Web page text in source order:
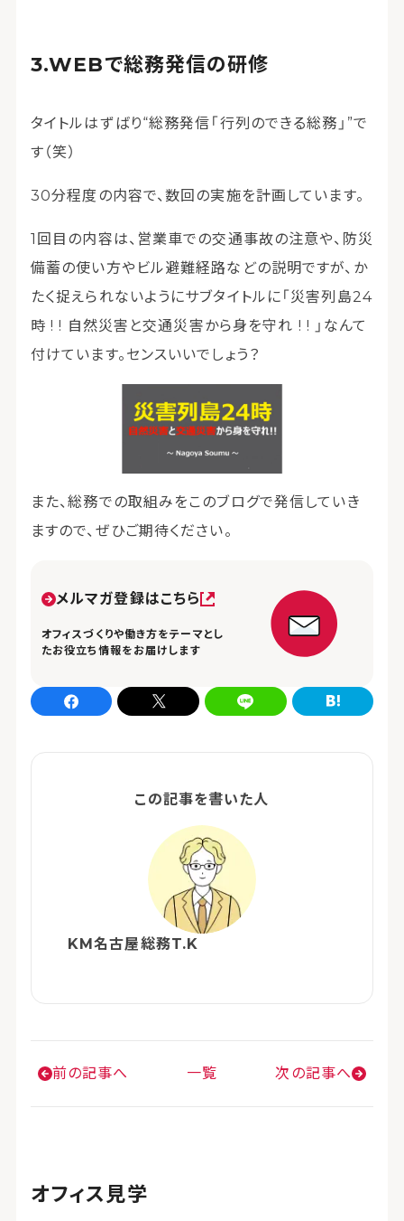
WEBで総務発信の研修
タイトルはずばり“総務発信「行列のできる総務」”で
す（笑）
30分程度の内容で、数回の実施を計画しています。
1回目の内容は、営業車での交通事故の注意や、防災
備蓄の使い方やビル避難経路などの説明ですが、か
たく捉えられないようにサブタイトルに「災害列島24
時 ! ! 自然災害と交通災害から身を守れ ! ! 」なんて
付けています。センスいいでしょう？
また、総務での取組みをこのブログで発信していき
ますので、ぜひご期待ください。
メルマガ登録はこちら
オフィスづくりや働き方をテーマとし
たお役立ち情報をお届けします
この記事を書いた人
KM名古屋総務T.K
前の記事へ 一覧 次の記事へ
オフィス見学